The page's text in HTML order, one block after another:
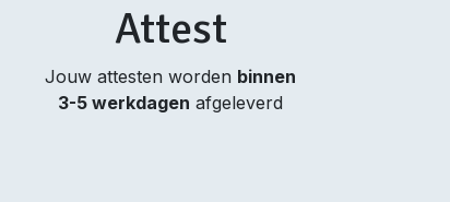
Attest
Jouw attesten worden binnen
3-5 werkdagen afgeleverd